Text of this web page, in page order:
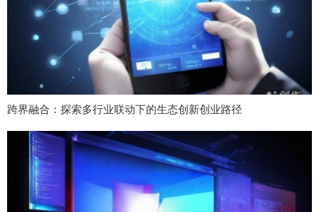
跨界融合：探索多行业联动下的生态创新创业路径